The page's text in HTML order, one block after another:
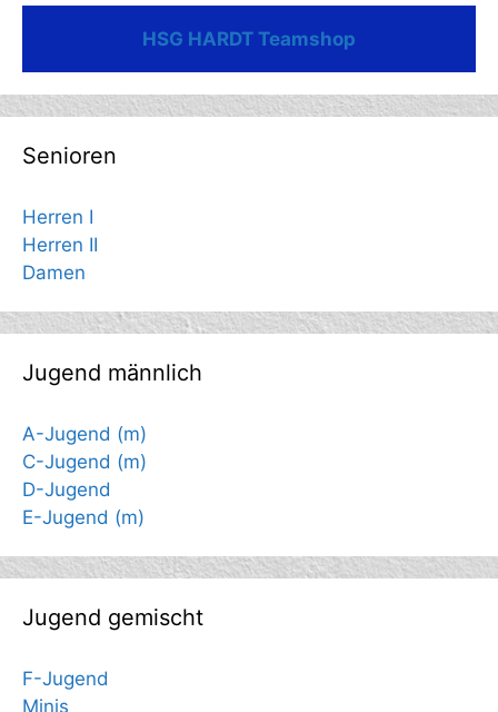
HSG HARDT Teamshop
Senioren
Herren I
Herren II
Damen
Jugend männlich
A-Jugend (m)
C-Jugend (m)
D-Jugend
E-Jugend (m)
Jugend gemischt
F-Jugend
Minis